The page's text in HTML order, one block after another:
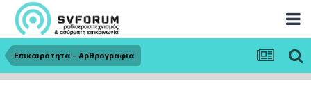
Επικαιρότητα - Αρθρογραφία